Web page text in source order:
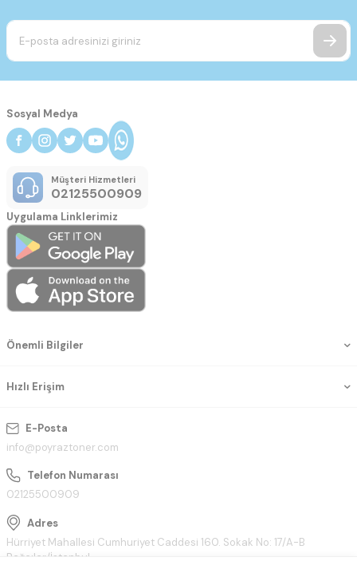
E-Posta
info@poyraztoner.com
Telefon Numarası
02125500909
Adres
Hürriyet Mahallesi Cumhuriyet Caddesi 160. Sokak No: 17/A-B
Bağcılar/İstanbul
Önemli Bilgiler
Hızlı Erişim
Sosyal Medya
Müşteri Hizmetleri
02125500909
Uygulama Linklerimiz